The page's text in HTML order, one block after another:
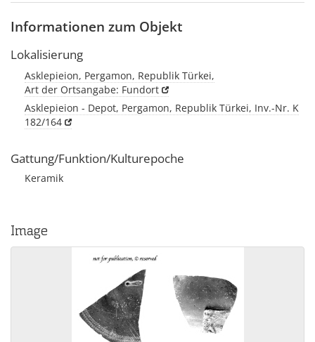
Informationen zum Objekt
Lokalisierung
Asklepieion, Pergamon, Republik Türkei,
Art der Ortsangabe: Fundort
Asklepieion - Depot, Pergamon, Republik Türkei, Inv.-Nr. K
182/164
Gattung/Funktion/Kulturepoche
Keramik
Image